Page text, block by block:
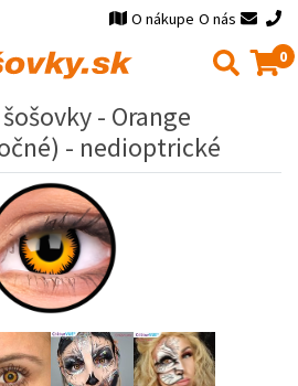
O nákupe O nás
0
- Orange
- nedioptrické